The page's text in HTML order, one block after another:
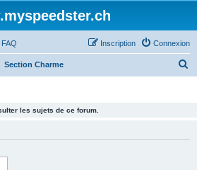
FAQ Connexion
Inscription
Section Charme
les sujets de ce forum.